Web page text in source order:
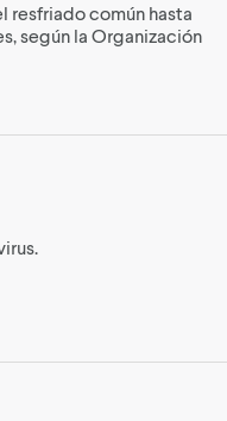
resfriado común hasta
según la Organización